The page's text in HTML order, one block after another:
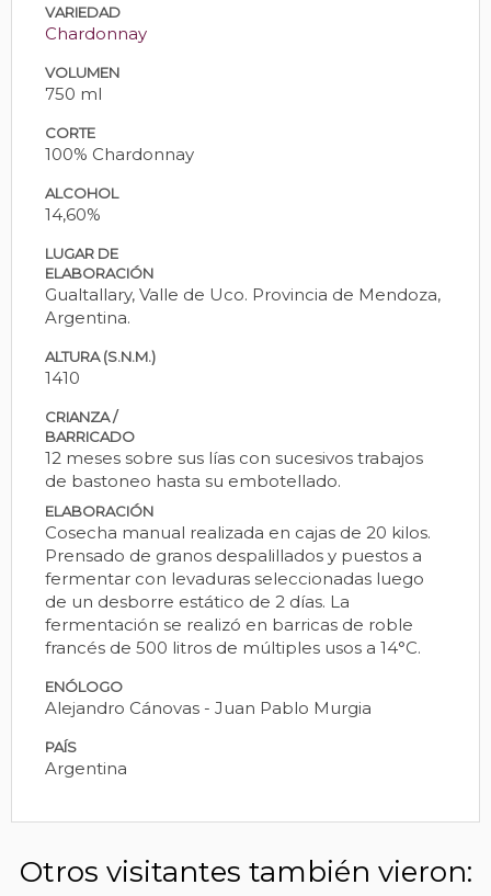
VARIEDAD
Chardonnay
VOLUMEN
750 ml
CORTE
100% Chardonnay
ALCOHOL
14,60%
LUGAR DE
ELABORACIÓN
Gualtallary, Valle de Uco. Provincia de Mendoza,
Argentina.
ALTURA (S.N.M.)
1410
CRIANZA /
BARRICADO
12 meses sobre sus lías con sucesivos trabajos
de bastoneo hasta su embotellado.
ELABORACIÓN
Cosecha manual realizada en cajas de 20 kilos.
Prensado de granos despalillados y puestos a
fermentar con levaduras seleccionadas luego
de un desborre estático de 2 días. La
fermentación se realizó en barricas de roble
francés de 500 litros de múltiples usos a 14°C.
ENÓLOGO
Alejandro Cánovas - Juan Pablo Murgia
PAÍS
Argentina
Otros visitantes también vieron: